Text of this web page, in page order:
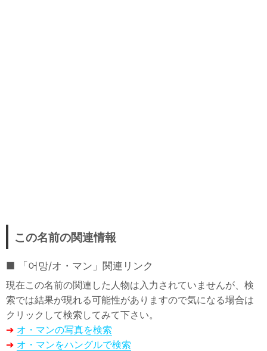
この名前の関連情報
「어망/オ・マン」関連リンク
現在この名前の関連した人物は入力されていませんが、検
索では結果が現れる可能性がありますので気になる場合は
クリックして検索してみて下さい。
➔ オ・マンの写真を検索
➔ オ・マンをハングルで検索